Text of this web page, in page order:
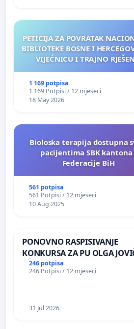
PETICIJA ZA POVRATAK
BIBLIOTEKE BOSNE I
VIJEĆNICU I TRAJNO
1 169 potpisa
1 169 Potpisi / 12 mjeseci
18 May 2026
Bioloska terapija dostupna
pacijentima SBK kantona
Federacije BiH
561 potpisa
561 Potpisi / 12 mjeseci
10 Aug 2025
PONOVNO RASPISIVANJE
KONKURSA ZA PU OLGA
RITA KRALJEVO
246 potpisa
246 Potpisi / 12 mjeseci
31 Jul 2026